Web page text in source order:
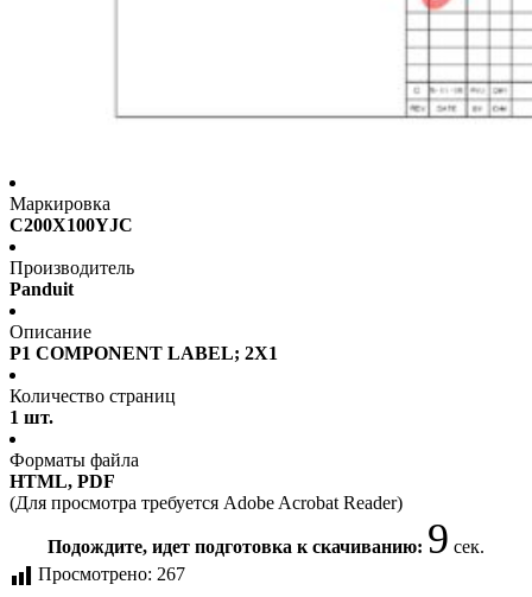
Маркировка
C200X100YJC
Производитель
Panduit
Описание
P1 COMPONENT LABEL; 2X1
Количество страниц
1 шт.
Форматы файла
HTML, PDF
(Для просмотра требуется Adobe Acrobat Reader)
Подождите, идет подготовка к скачиванию: 9 сек.
Просмотрено: 267